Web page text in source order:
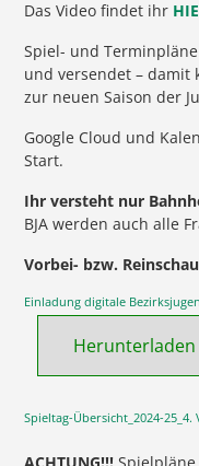
Das Video findet ihr
Spiel- und
und versendet – damit
zur neuen Saison der
Google Cloud und
Start.
Ihr versteht nur
BJA werden auch alle
Vorbei- bzw.
Einladung digitale
Herunterladen
Spieltag-Übersicht_2024-25_4.